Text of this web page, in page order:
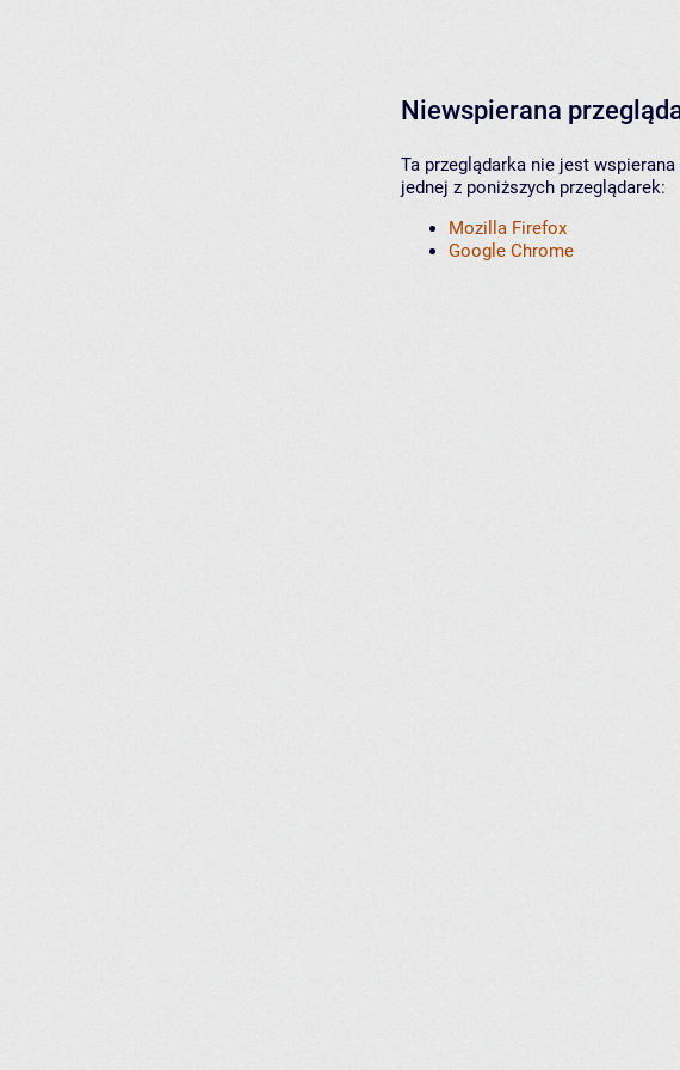
Niewspierana
Ta przeglądarka nie jest
jednej z poniższych przeglądarek:
Mozilla Firefox
Google Chrome